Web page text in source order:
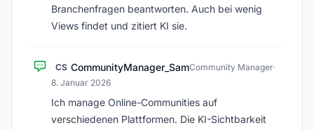
Branchenfragen beantworten. Auch bei wenig
Views findet und zitiert KI sie.
CS CommunityManager_SamCommunity Manager·
8. Januar 2026
Ich manage Online-Communities auf
verschiedenen Plattformen. Die KI-Sichtbarkeit